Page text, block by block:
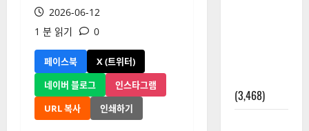
2026-06-12
1 분 읽기
0
페이스북
X (트위터)
네이버 블로그
인스타그램
URL 복사
인쇄하기
(3,468)